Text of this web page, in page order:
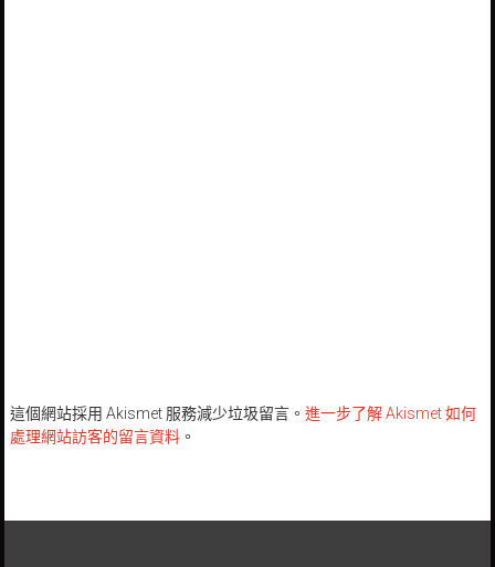
這個網站採用 Akismet 服務減少垃圾留言。 進一步了解 Akismet 如何
處理網站訪客的留言資料。